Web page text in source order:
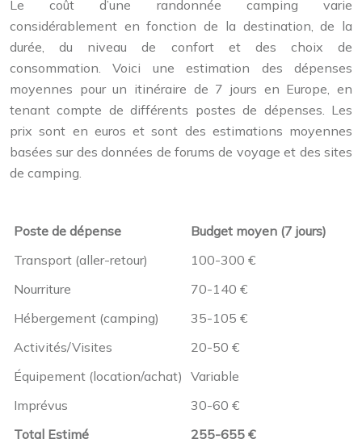
Le coût d’une randonnée camping varie
considérablement en fonction de la destination, de la
durée, du niveau de confort et des choix de
consommation. Voici une estimation des dépenses
moyennes pour un itinéraire de 7 jours en Europe, en
tenant compte de différents postes de dépenses. Les
prix sont en euros et sont des estimations moyennes
basées sur des données de forums de voyage et des sites
de camping.
Poste de dépense
Budget moyen (7 jours)
Transport (aller-retour)
100-300 €
Nourriture
70-140 €
Hébergement (camping)
35-105 €
Activités/Visites
20-50 €
Équipement (location/achat) Variable
Imprévus
30-60 €
Total Estimé
255-655 €